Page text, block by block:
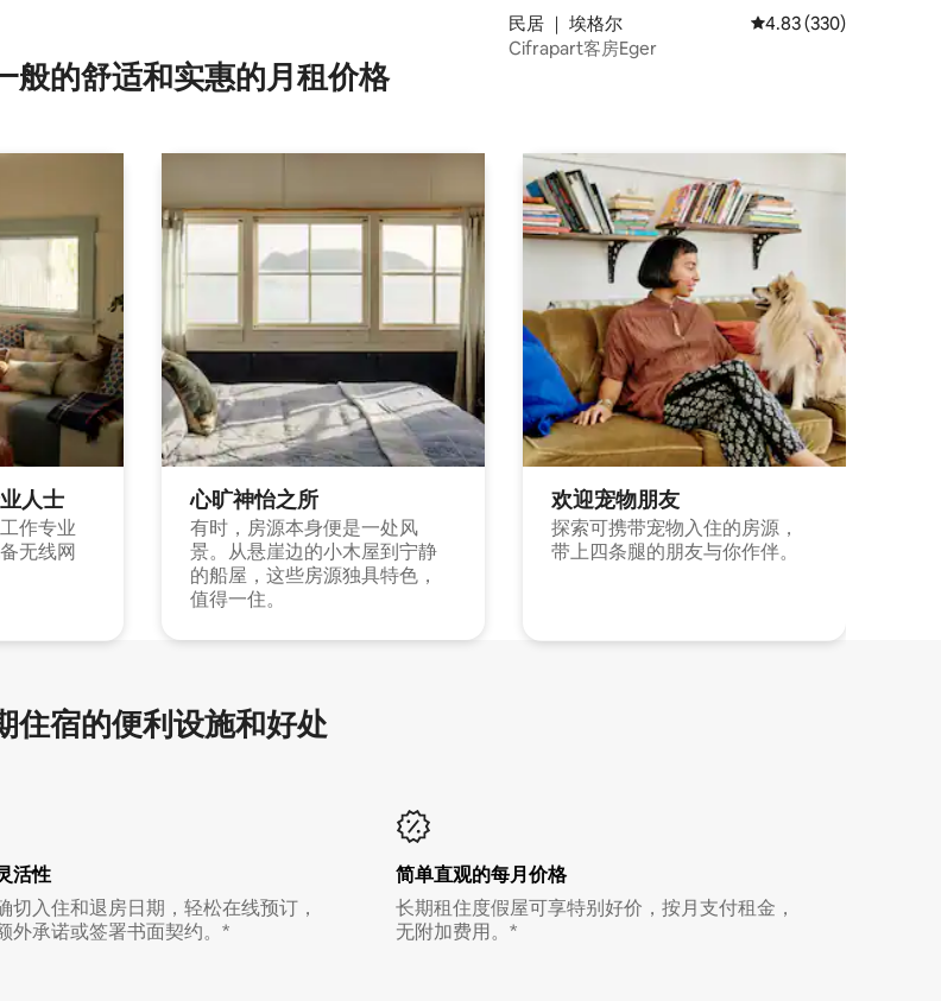
民居 ｜ 埃格尔 平均评分 4.83 分（满
4.83 (330)
Cifrapart客房Eger
般的舒适和实惠的月租价格
人士
作专业
无线网
心旷神怡之所
有时，房源本身便是一处风
景。从悬崖边的小木屋到宁静
的船屋，这些房源独具特色，
值得一住。
欢迎宠物朋友
探索可携带宠物入住的房源，
带上四条腿的朋友与你作伴。
住宿的便利设施和好处
活性
切入住和退房日期，轻松在线预订，
外承诺或签署书面契约。*
简单直观的每月价格
长期租住度假屋可享特别好价，按月支付租金，
无附加费用。*